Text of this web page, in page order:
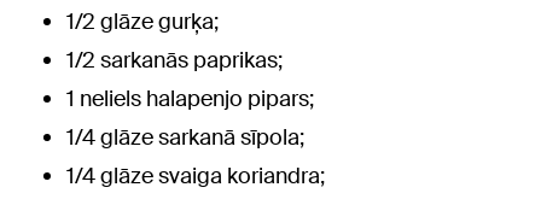
1/2 glāze gurķa;
1/2 sarkanās paprikas;
1 neliels halapenjo pipars;
1/4 glāze sarkanā sīpola;
1/4 glāze svaiga koriandra;